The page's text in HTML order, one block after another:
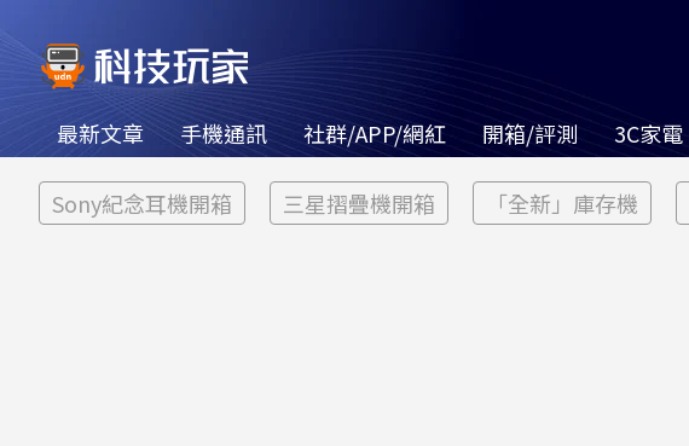
最新文章 手機通訊 社群/APP/網紅 開箱/評測 3C家電
Sony紀念耳機開箱 三星摺疊機開箱 「全新」庫存機